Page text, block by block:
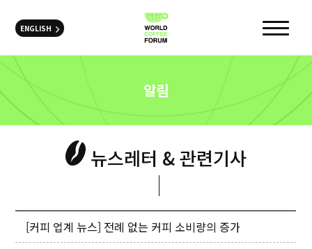
ENGLISH
알림
뉴스레터 & 관련기사
[커피 업계 뉴스] 전례 없는 커피 소비량의 증가